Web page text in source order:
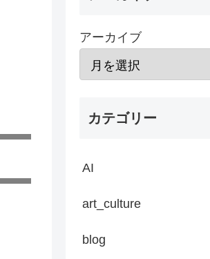
アーカイブ
カテゴリー
AI
art_culture
blog